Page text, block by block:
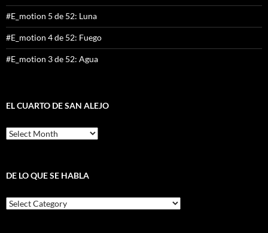
#E_motion 5 de 52: Luna
#E_motion 4 de 52: Fuego
#E_motion 3 de 52: Agua
EL CUARTO DE SAN ALEJO
El
cuarto
Alejo
DE LO QUE SE HABLA
De
lo